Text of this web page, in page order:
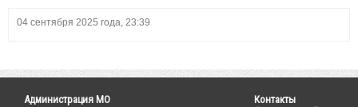
04 сентября 2025 года, 23:39
Администрация МО Контакты